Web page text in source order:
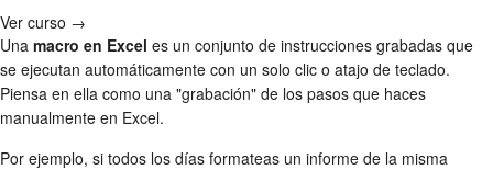
Ver curso →
Una macro en Excel es un conjunto de instrucciones grabadas que
se ejecutan automáticamente con un solo clic o atajo de teclado.
Piensa en ella como una "grabación" de los pasos que haces
manualmente en Excel.
Por ejemplo, si todos los días formateas un informe de la misma